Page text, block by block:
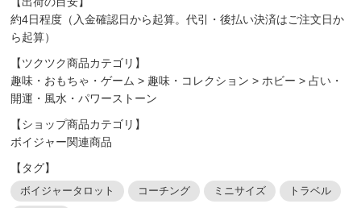
約4日程度（入金確認日から起算。代引・後払い決済はご注文日か
ら起算）
【ツクツク商品カテゴリ】
趣味・おもちゃ・ゲーム > 趣味・コレクション > ホビー >占い・
開運・風水・パワーストーン
【ショップ商品カテゴリ】
ボイジャー関連商品
【タグ】
ボイジャータロット コーチング ミニサイズ トラベル